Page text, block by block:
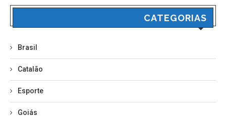
CATEGORIAS
Brasil
Catalão
Esporte
Goiás